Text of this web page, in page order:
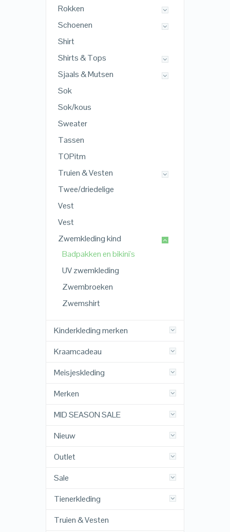
Rokken
Schoenen
Shirt
Shirts & Tops
Sjaals & Mutsen
Sok
Sok/kous
Sweater
Tassen
TOPitm
Truien & Vesten
Twee/driedelige
Vest
Vest
Zwemkleding kind
Badpakken en bikini's
UV zwemkleding
Zwembroeken
Zwemshirt
Kinderkleding merken
Kraamcadeau
Meisjeskleding
Merken
MID SEASON SALE
Nieuw
Outlet
Sale
Tienerkleding
Truien & Vesten